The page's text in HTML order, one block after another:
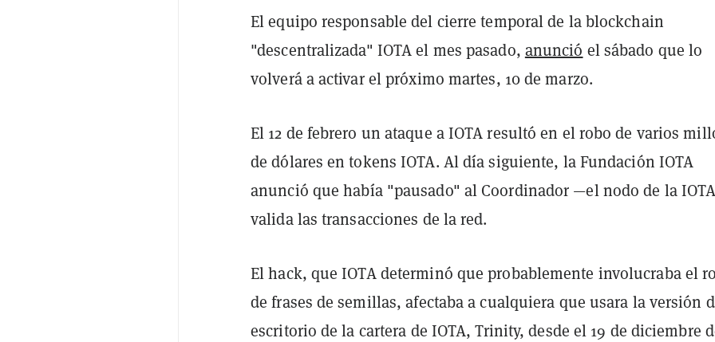
El equipo responsable del cierre temporal de la blockchain
"descentralizada" IOTA el mes pasado, anunció el sábado que lo
volverá a activar el próximo martes, 10 de marzo.
El 12 de febrero un ataque a IOTA resultó en el robo de varios
de dólares en tokens IOTA. Al día siguiente, la Fundación IOTA
anunció que había "pausado" al Coordinador —el nodo de la
valida las transacciones de la red.
El hack, que IOTA determinó que probablemente involucraba el
de frases de semillas, afectaba a cualquiera que usara la versión
escritorio de la cartera de IOTA, Trinity, desde el 19 de diciembre